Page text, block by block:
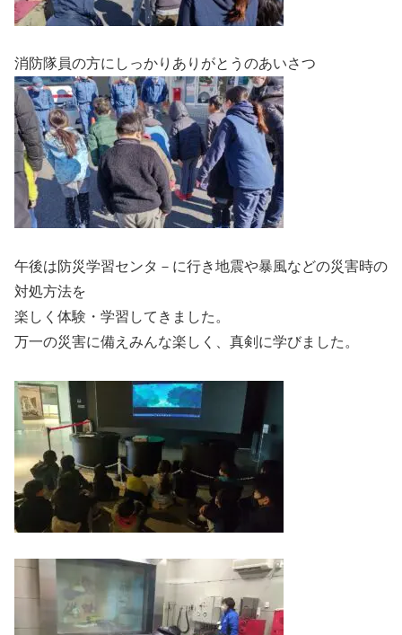
消防隊員の方にしっかりありがとうのあいさつ
午後は防災学習センタ－に行き地震や暴風などの災害時の
対処方法を
楽しく体験・学習してきました。
万一の災害に備えみんな楽しく、真剣に学びました。